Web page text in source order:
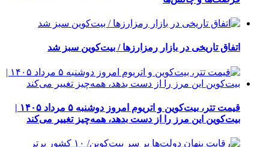
اتفاق تاریخی در بازار رمزارزها / بیت‌کوین سبز شد
قیمت تتر، بیت‌کوین و اتریوم امروز دوشنبه ۵ مرداد ۱۴۰۵ |
بیت‌کوین این مرز را از دست بدهد، همه‌چیز تغییر می‌کند